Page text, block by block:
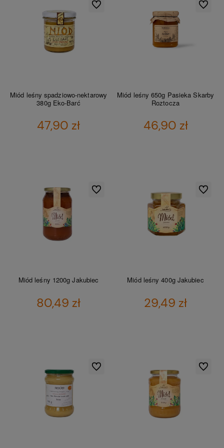
Miód leśny spadziowo-nektarowy
380g Eko-Barć
47,90 zł
Do ulubionych
Miód leśny 650g Pasieka Skarby
Roztocza
46,90 zł
Do
Miód leśny 1200g Jakubiec
80,49 zł
Do ulubionych
Miód leśny 400g Jakubiec
29,49 zł
Do
Do ulubionych Do